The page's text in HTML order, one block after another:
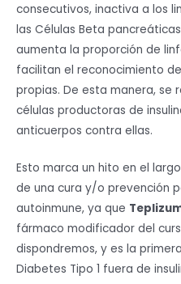
consecutivos, inactiva a los
las Células Beta
aumenta la proporción de
facilitan el reconocimiento
propias. De esta manera, se
células productoras de
anticuerpos contra ellas.
Esto marca un hito en el
de una cura y/o prevención
autoinmune, ya que
fármaco modificador del
dispondremos, y es la
Diabetes Tipo 1 fuera de